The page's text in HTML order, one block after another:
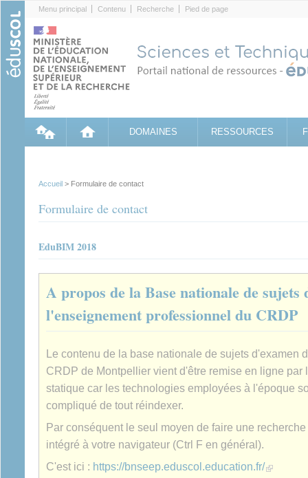
Menu principal Contenu Recherche Pied de page
DOMAINES RESSOURCES
Accueil > Formulaire de contact
Formulaire de contact
EduBIM 2018
A propos de la Base nationale de sujets
l'enseignement professionnel du CRDP
Le contenu de la base nationale de sujets d'examen
CRDP de Montpellier vient d'être remise en ligne par
statique car les technologies employées à l'époque
compliqué de tout réindexer.
Par conséquent le seul moyen de faire une
intégré à votre navigateur (Ctrl F en général).
C'est ici : https://bnseep.eduscol.education.fr/(link is